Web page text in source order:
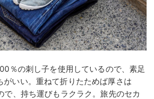
％の刺し子を使用しているので、素足
がいい。重ねて折りたためば厚さは
で、持ち運びもラクラク。旅先のセカ